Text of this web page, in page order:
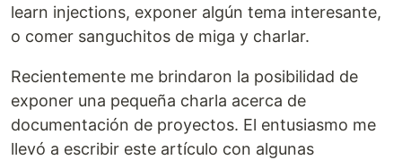
learn injections, exponer algún tema interesante,
o comer sanguchitos de miga y charlar.
Recientemente me brindaron la posibilidad de
exponer una pequeña charla acerca de
documentación de proyectos. El entusiasmo me
llevó a escribir este artículo con algunas